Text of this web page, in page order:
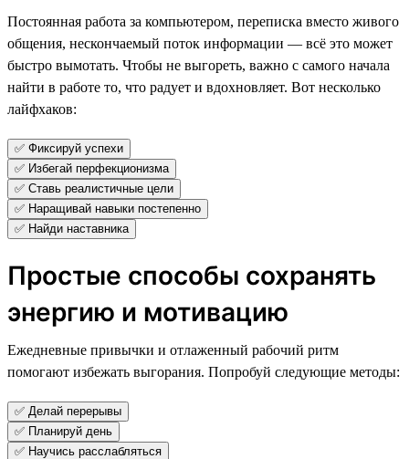
Постоянная работа за компьютером, переписка вместо живого
общения, нескончаемый поток информации — всё это может
быстро вымотать. Чтобы не выгореть, важно с самого начала
найти в работе то, что радует и вдохновляет. Вот несколько
лайфхаков:
✅ Фиксируй успехи
✅ Избегай перфекционизма
✅ Ставь реалистичные цели
✅ Наращивай навыки постепенно
✅ Найди наставника
Простые способы сохранять
энергию и мотивацию
Ежедневные привычки и отлаженный рабочий ритм
помогают избежать выгорания. Попробуй следующие методы:
✅ Делай перерывы
✅ Планируй день
✅ Научись расслабляться